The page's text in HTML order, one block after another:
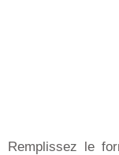
Remplissez le